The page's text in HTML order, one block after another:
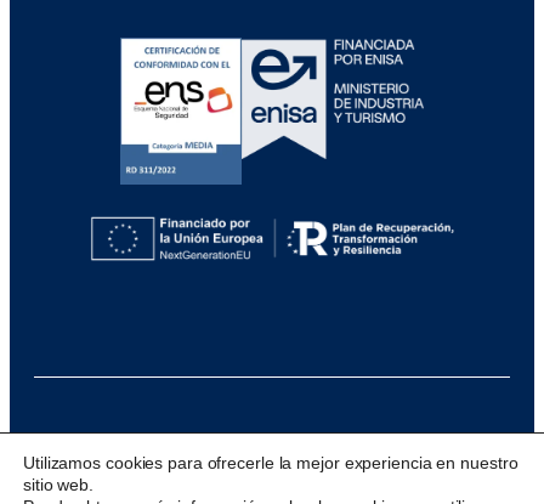
@ 2026 Visualfy
Utilizamos cookies para ofrecerle la mejor experiencia en nuestro
sitio web.